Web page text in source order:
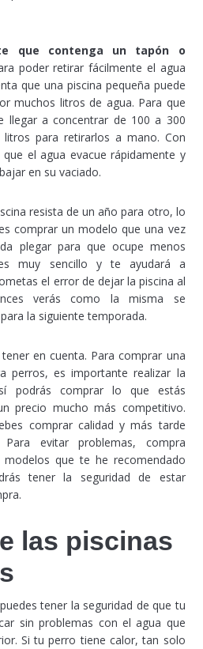
que contenga un tapón o
poder retirar fácilmente el agua
que una piscina pequeña puede
muchos litros de agua. Para que
llegar a concentrar de 100 a 300
para retirarlos a mano. Con
el agua evacue rápidamente y
en su vaciado.
resista de un año para otro, lo
comprar un modelo que una vez
plegar para que ocupe menos
muy sencillo y te ayudará a
el error de dejar la piscina al
verás como la misma se
la siguiente temporada.
en cuenta. Para comprar una
perros, es importante realizar la
podrás comprar lo que estás
precio mucho más competitivo.
comprar calidad y más tarde
evitar problemas, compra
que te he recomendado
tener la seguridad de estar
las piscinas
tener la seguridad de que tu
sin problemas con el agua que
Si tu perro tiene calor, tan solo